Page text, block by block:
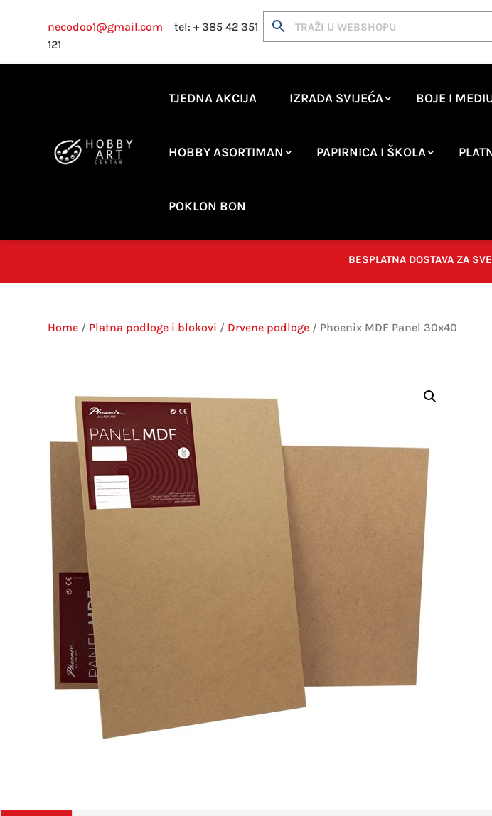
necodoo1@gmail.com tel: + 385 42 351
121
TJEDNA AKCIJA IZRADA SVIJEĆA BOJE I
HOBBY ASORTIMAN PAPIRNICA I ŠKOLA
POKLON BON
BESPLATNA DOSTAVA ZA
Home / Platna podloge i blokovi / Drvene podloge / Phoenix MDF Panel 30×40